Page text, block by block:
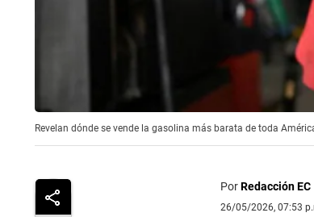
Revelan dónde se vende la gasolina más barata de toda
PorRedacción EC
26/05/2026, 07:53